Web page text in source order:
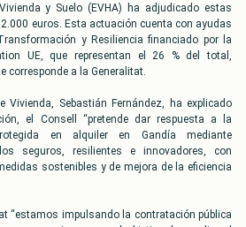
y Suelo (EVHA) ha adjudicado estas
euros. Esta actuación cuenta con ayudas
y Resiliencia financiado por la
UE, que representan el 26 % del total,
corresponde a la Generalitat.
Vivienda, Sebastián Fernández, ha explicado
el Consell “pretende dar respuesta a la
en alquiler en Gandía mediante
seguros, resilientes e innovadores, con
sostenibles y de mejora de la eficiencia
“estamos impulsando la contratación pública